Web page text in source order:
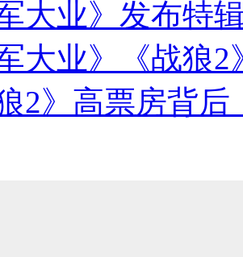
2》高票房背...
大业》发布特
大业》《战狼
2》高票房背